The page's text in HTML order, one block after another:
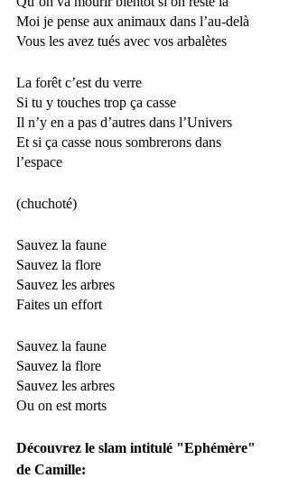
Moi je pense aux animaux dans l’au-delà
Vous les avez tués avec vos arbalètes
La forêt c’est du verre
Si tu y touches trop ça casse
Il n’y en a pas d’autres dans l’Univers
Et si ça casse nous sombrerons dans
l’espace
(chuchoté)
Sauvez la faune
Sauvez la flore
Sauvez les arbres
Faites un effort
Sauvez la faune
Sauvez la flore
Sauvez les arbres
Ou on est morts
Découvrez le slam intitulé "Ephémère"
de Camille: